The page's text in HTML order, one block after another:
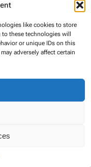
like cookies to store
these technologies will
or unique IDs on this
adversely affect certain